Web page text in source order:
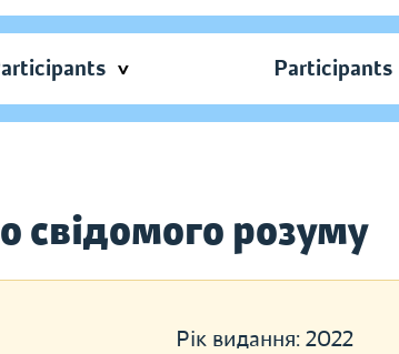
Participants
свідомого розуму
Рік видання: 2022